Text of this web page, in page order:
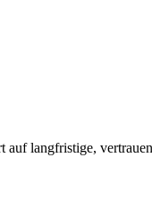
auf langfristige,